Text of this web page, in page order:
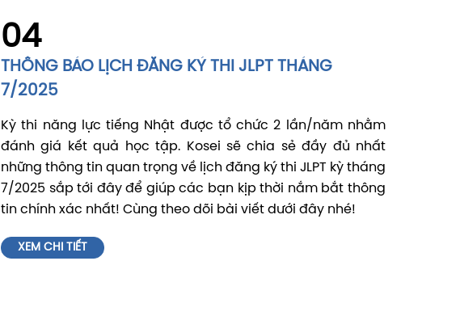
04
THÔNG BÁO LỊCH ĐĂNG KÝ THI JLPT THÁNG
7/2025
Kỳ thi năng lực tiếng Nhật được tổ chức 2 lần/năm nhằm
đánh giá kết quả học tập. Kosei sẽ chia sẻ đầy đủ nhất
những thông tin quan trọng về lịch đăng ký thi JLPT kỳ tháng
7/2025 sắp tới đây để giúp các bạn kịp thời nắm bắt thông
tin chính xác nhất! Cùng theo dõi bài viết dưới đây nhé!
XEM CHI TIẾT